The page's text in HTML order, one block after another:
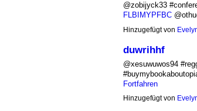
@zobijyck33
FLBIMYPFBC
Hinzugefügt von
duwrihhf
@xesuwuwos94
Fortfahren
Hinzugefügt von